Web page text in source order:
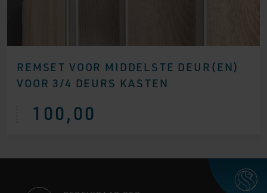
REMSET VOOR MIDDELSTE DEUR(EN)
VOOR 3/4 DEURS KASTEN
100,00